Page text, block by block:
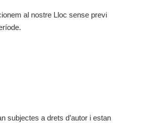
al nostre Lloc sense previ
subjectes a drets d’autor i estan